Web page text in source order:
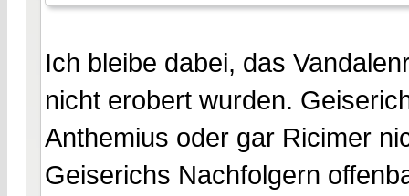
Ich bleibe dabei, das
nicht erobert wurden.
Anthemius oder gar Ricimer
Geiserichs Nachfolgern